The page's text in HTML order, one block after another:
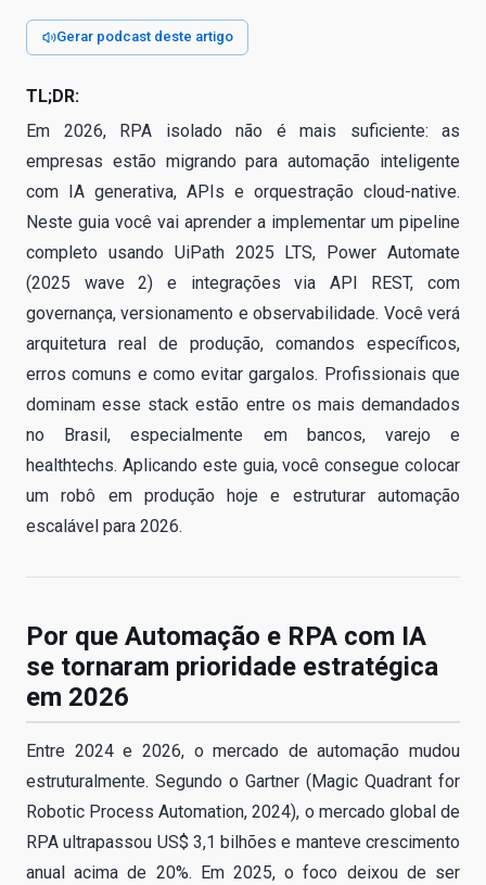
Gerar podcast deste artigo
TL;DR:
Em 2026, RPA isolado não é mais suficiente: as
empresas estão migrando para automação inteligente
com IA generativa, APIs e orquestração cloud-native.
Neste guia você vai aprender a implementar um pipeline
completo usando UiPath 2025 LTS, Power Automate
(2025 wave 2) e integrações via API REST, com
governança, versionamento e observabilidade. Você verá
arquitetura real de produção, comandos específicos,
erros comuns e como evitar gargalos. Profissionais que
dominam esse stack estão entre os mais demandados
no Brasil, especialmente em bancos, varejo e
healthtechs. Aplicando este guia, você consegue colocar
um robô em produção hoje e estruturar automação
escalável para 2026.
Por que Automação e RPA com IA
se tornaram prioridade estratégica
em 2026
Entre 2024 e 2026, o mercado de automação mudou
estruturalmente. Segundo o Gartner (Magic Quadrant for
Robotic Process Automation, 2024), o mercado global de
RPA ultrapassou US$ 3,1 bilhões e manteve crescimento
anual acima de 20%. Em 2025, o foco deixou de ser